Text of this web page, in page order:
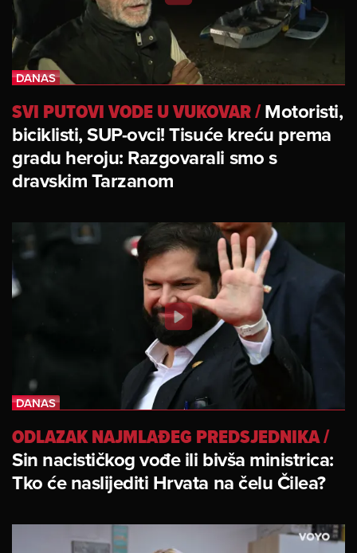
SVI PUTOVI VODE U VUKOVAR/Motoristi,
biciklisti, SUP-ovci! Tisuće kreću prema
gradu heroju: Razgovarali smo s
dravskim Tarzanom
ODLAZAK NAJMLAĐEG PREDSJEDNIKA/
Sin nacističkog vođe ili bivša ministrica:
Tko će naslijediti Hrvata na čelu Čilea?